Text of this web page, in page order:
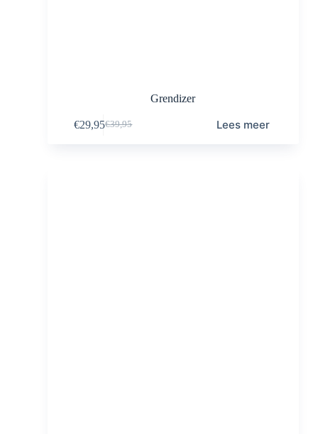
Grendizer
€39,95
€29,95 Lees meer